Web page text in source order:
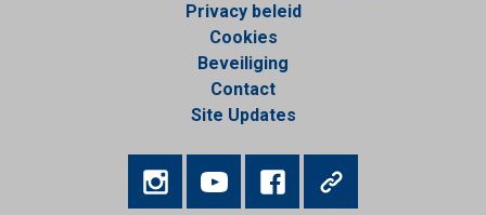
Privacy beleid
Cookies
Beveiliging
Contact
Site Updates